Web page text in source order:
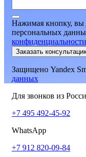
Нажимая кнопку, вы
персональных
конфиденциальности
Заказать
Защищено Yandex
данных
Для звонков из
+7 495 492-45-92
WhatsApp
+7 912 820-09-84